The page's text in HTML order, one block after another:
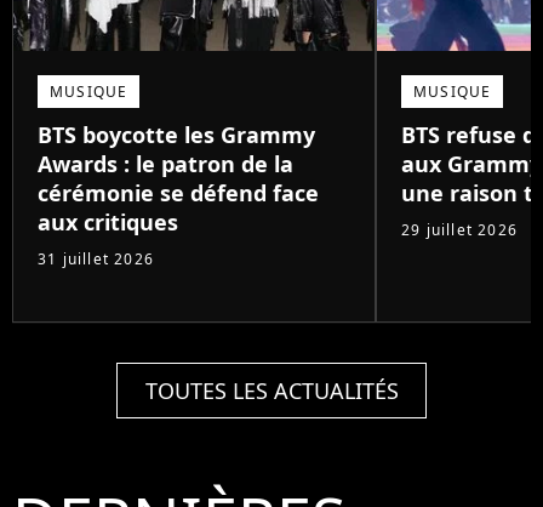
MUSIQUE
BTS boycotte les Grammy
Awards : le patron de la
cérémonie se défend face
aux critiques
31 juillet 2026
MUSIQUE
BTS refuse
aux
une raison
29 juillet 2026
TOUTES LES ACTUALITÉS